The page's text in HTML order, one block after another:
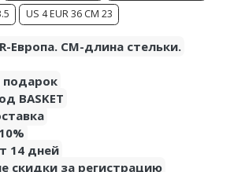
US 4 EUR 36 CM 23
Европа. CM-длина стельки.
подарок
BASKET
14 дней
скидки за регистрацию